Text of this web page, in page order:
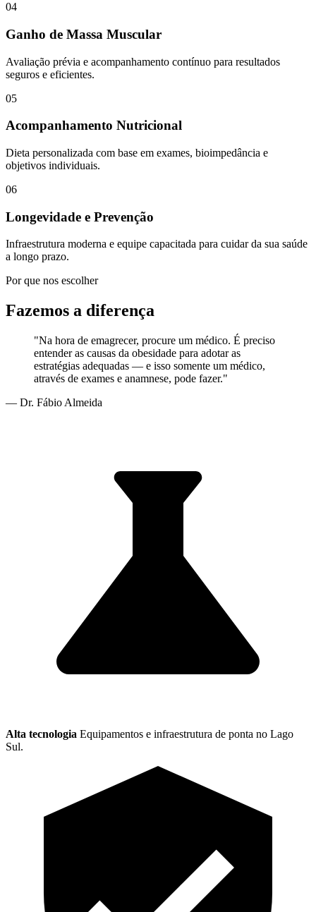
04
Ganho de Massa Muscular
Avaliação prévia e acompanhamento contínuo para resultados
seguros e eficientes.
05
Acompanhamento Nutricional
Dieta personalizada com base em exames, bioimpedância e
objetivos individuais.
06
Longevidade e Prevenção
Infraestrutura moderna e equipe capacitada para cuidar da sua saúde
a longo prazo.
Por que nos escolher
Fazemos a diferença
"Na hora de emagrecer, procure um médico. É preciso
entender as causas da obesidade para adotar as
estratégias adequadas — e isso somente um médico,
através de exames e anamnese, pode fazer."
— Dr. Fábio Almeida
Alta tecnologia Equipamentos e infraestrutura de ponta no Lago
Sul.